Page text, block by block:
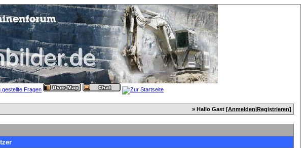
» Hallo Gast [Anmelden|Registrieren]